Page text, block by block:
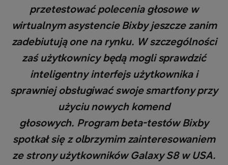
przetestować polecenia głosowe w
wirtualnym asystencie Bixby jeszcze zanim
zadebiutują one na rynku. W szczególności
zaś użytkownicy będą mogli sprawdzić
inteligentny interfejs użytkownika i
sprawniej obsługiwać swoje smartfony przy
użyciu nowych komend
głosowych. Program beta-testów Bixby
spotkał się z olbrzymim zainteresowaniem
ze strony użytkowników Galaxy S8 w USA.